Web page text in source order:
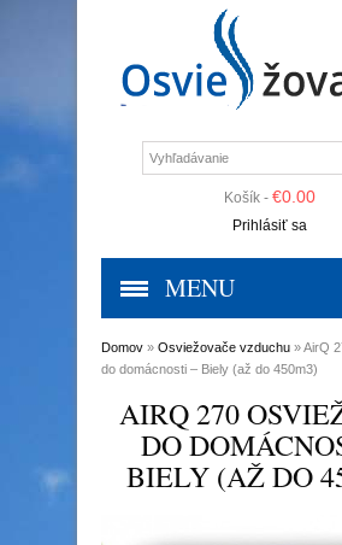
Košík - €0.00
Prihlásiť sa
MENU
Domov » Osviežovače vzduchu » AirQ
do domácnosti – Biely (až do 450m3)
AIRQ 270
DO
BIELY (AŽ DO